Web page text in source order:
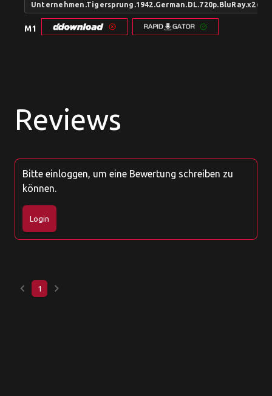
Unternehmen.Tigersprung.1942.German.DL.720p.BluRay.x264-
M1
Reviews
Bitte einloggen, um eine Bewertung schreiben zu
können.
Login
keyboard_arrow_left 1 keyboard_arrow_right